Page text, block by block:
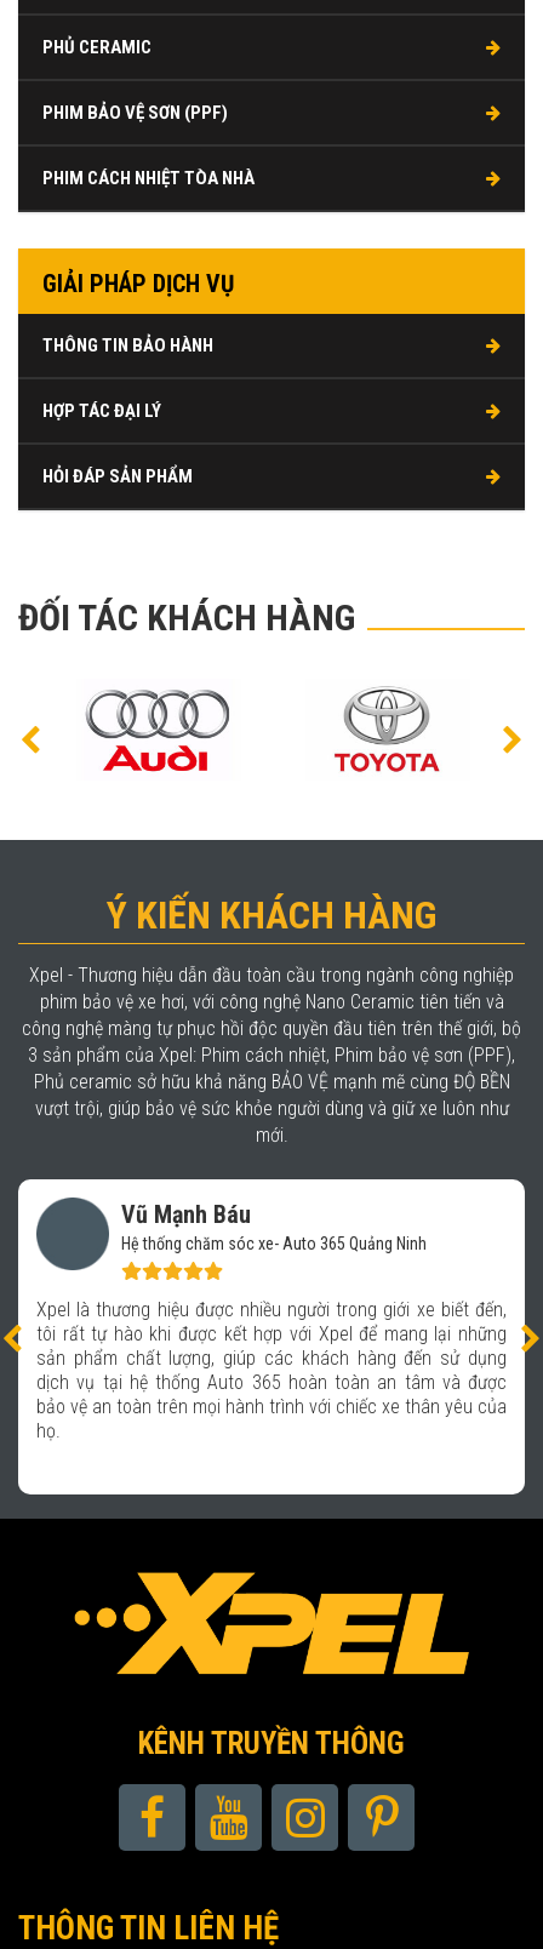
PHỦ CERAMIC
PHIM BẢO VỆ SƠN (PPF)
PHIM CÁCH NHIỆT TÒA NHÀ
GIẢI PHÁP DỊCH VỤ
THÔNG TIN BẢO HÀNH
HỢP TÁC ĐẠI LÝ
HỎI ĐÁP SẢN PHẨM
ĐỐI TÁC KHÁCH HÀNG
Ý KIẾN KHÁCH HÀNG
Xpel - Thương hiệu dẫn đầu toàn cầu trong ngành công nghiệp
phim bảo vệ xe hơi, với công nghệ Nano Ceramic tiên tiến và
công nghệ màng tự phục hồi độc quyền đầu tiên trên thế giới, bộ
3 sản phẩm của Xpel: Phim cách nhiệt, Phim bảo vệ sơn (PPF),
Phủ ceramic sở hữu khả năng BẢO VỆ mạnh mẽ cùng ĐỘ BỀN
vượt trội, giúp bảo vệ sức khỏe người dùng và giữ xe luôn như
mới.
Đỗ Thiên Minh
Khu biệt thự Dương Nội - Hà Đông - Hà Nội
Đầu tư thêm cho xế một lớp áo bảo vệ bên ngoài, tự nhiên
thấy chiếc xe như lên một đẳng cấp mới. Lớp phủ trong
suốt, bóng mịn giúp bảo vệ lớp sơn xe một cách tối đa, mình
ấn tượng nhất là khả năng phục hồi vết xước của phim.
KÊNH TRUYỀN THÔNG
THÔNG TIN LIÊN HỆ